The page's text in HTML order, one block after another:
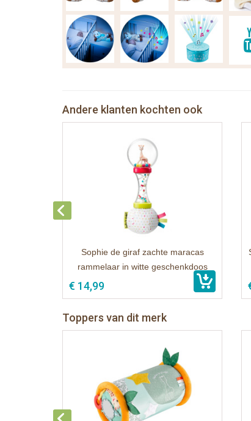
Andere klanten kochten ook
Sophie de giraf zachte maracas
rammelaar in witte geschenkdoos
€ 14,99
Toppers van dit merk